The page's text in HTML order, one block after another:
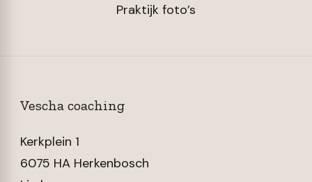
Praktijk foto’s
Vescha coaching
Kerkplein 1
6075 HA Herkenbosch